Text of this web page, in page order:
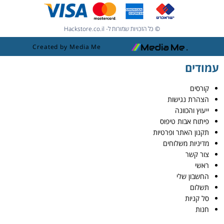
© כל הזכויות שמורות ל- Hackstore.co.il
Created by Media Me
עמודים
קורסים
הצהרת נגישות
ייעוץ והכוונה
פיתוח אבות טיפוס
תקנון האתר ופרטיות
מדיניות משלוחים
צור קשר
ראשי
החשבון שלי
תשלום
סל קניות
חנות